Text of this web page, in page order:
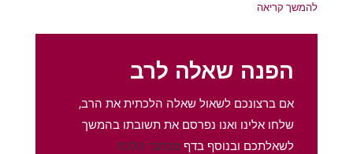
להמשך קריאה
הפנה שאלה לרב
אם ברצונכם לשאול שאלה הלכתית את הרב,
שלחו אלינו ואנו נפרסם את תשובתו בהמשך
לשאלתכם ובנוסף בדף מכתבי הלכה